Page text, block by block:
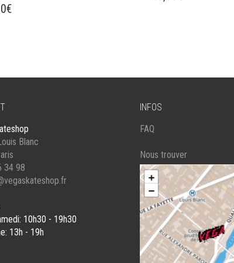
€
Blanc
34 98
10h30 - 19h30
13h - 19h
INFOS
FAQ
Nous trouver